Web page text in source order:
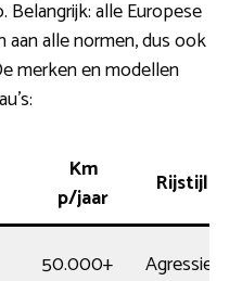
Belangrijk: alle Europese
aan alle normen, dus ook
merken en modellen
Km
p/jaar
Rijstijl
50.000+ Agressief